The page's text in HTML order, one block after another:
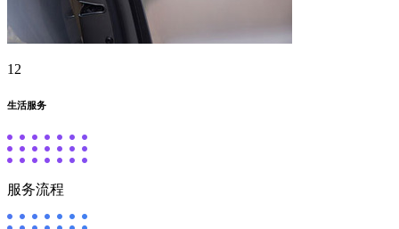
12
生活服务
服务流程